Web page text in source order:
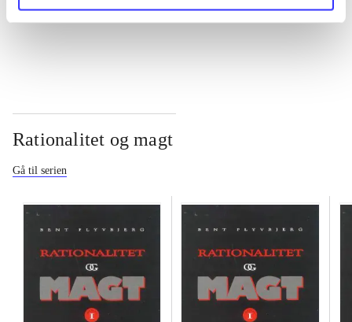
Rationalitet og magt
Gå til serien